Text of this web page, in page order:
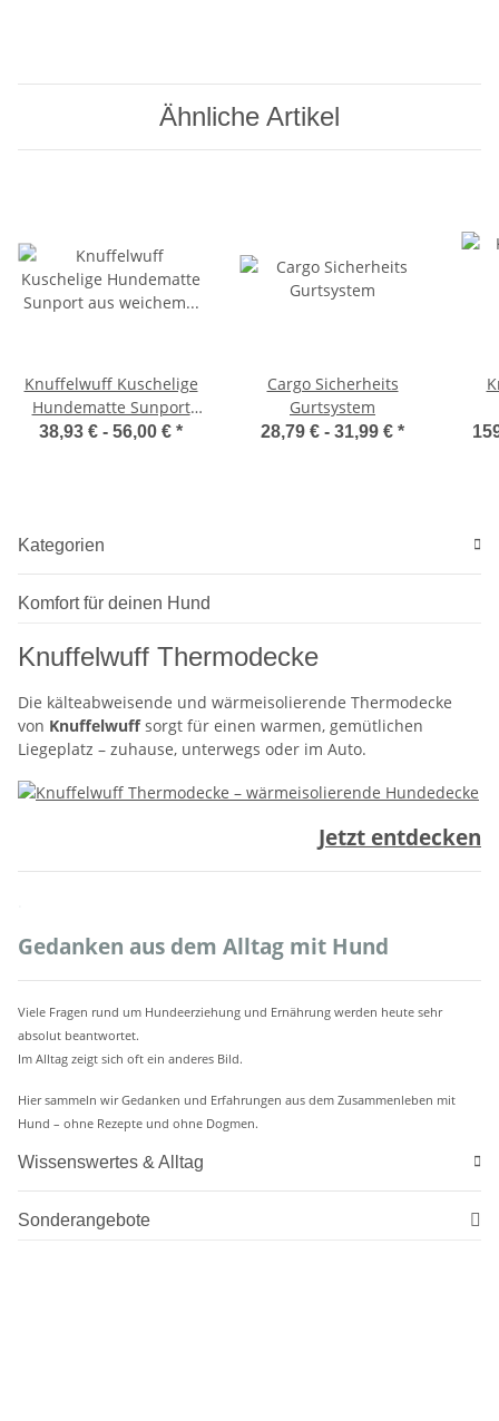
Ähnliche Artikel
Knuffelwuff Kuschelige
Hundematte Sunport
aus weichem Kaninchen
38,93 € - 56,00 € *
Cargo Sicherheits
Gurtsystem
28,79 € - 31,99 € *
Kategorien
Komfort für deinen Hund
Knuffelwuff Thermodecke
Die kälteabweisende und wärmeisolierende Thermodecke
von Knuffelwuffsorgt für einen warmen, gemütlichen
Liegeplatz – zuhause, unterwegs oder im Auto.
Jetzt entdecken
Gedanken aus dem Alltag mit Hund
Viele Fragen rund um Hundeerziehung und Ernährung werden heute sehr
absolut beantwortet.
Im Alltag zeigt sich oft ein anderes Bild.
Hier sammeln wir Gedanken und Erfahrungen aus dem Zusammenleben mit
Hund – ohne Rezepte und ohne Dogmen.
Wissenswertes & Alltag
Sonderangebote